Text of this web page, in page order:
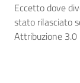
Eccetto dove
stato rilasciato
Attribuzione 3.0